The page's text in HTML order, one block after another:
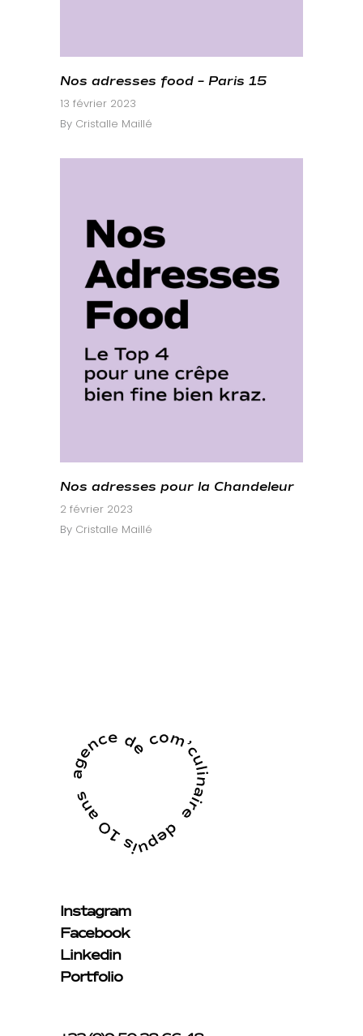
Nos adresses food – Paris 15
13 février 2023
By Cristalle Maillé
Nos adresses pour la Chandeleur
2 février 2023
By Cristalle Maillé
Instagram
Facebook
Linkedin
Portfolio